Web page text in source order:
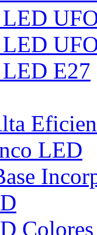
E27
LED
Colores